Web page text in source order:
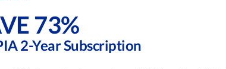
73%
2-Year Subscription